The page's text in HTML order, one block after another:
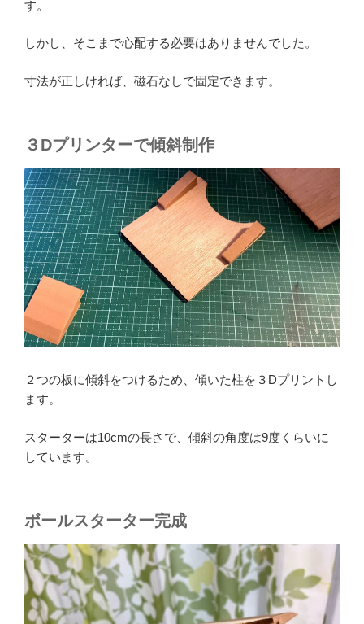
す。
しかし、そこまで心配する必要はありませんでした。
寸法が正しければ、磁石なしで固定できます。
３Dプリンターで傾斜制作
２つの板に傾斜をつけるため、傾いた柱を３Dプリントし
ます。
スターターは10cmの長さで、傾斜の角度は9度くらいに
しています。
ボールスターター完成